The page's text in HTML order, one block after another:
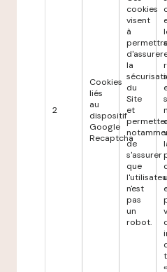
2
Cookies
liés
au
dispositif
Google
Recaptcha
cookies
visent
à
d'assurer
la
du
Site
et
de
s'assurer
que
n'est
pas
un
robot.
«